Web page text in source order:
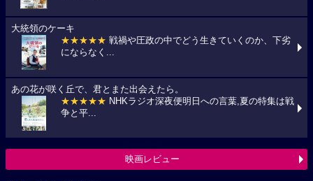
大統領のケーキ
★★★★★ 戦禍や圧政の中でどう生きていくのか、下劣
にならなく...
あの花が咲く丘で、君とまた出会えたら。
★★★★★ NHKラジオ深夜便明日への言葉,夏の特集は戦
争と平...
映画レビュー